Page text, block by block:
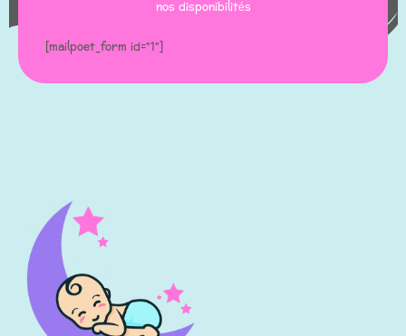
nos disponibilités
[mailpoet_form id="1"]